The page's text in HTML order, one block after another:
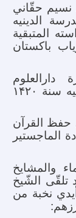
نسیم حقّاني
الدینیه
المتبقیة
باکستان
الحقّانیة، فأکمل فیها دروة العالیه سنة ۱۴۲۰
القرآن
الماجستیر
والمشایخ
تلقّی الشّیخ
نخبة من